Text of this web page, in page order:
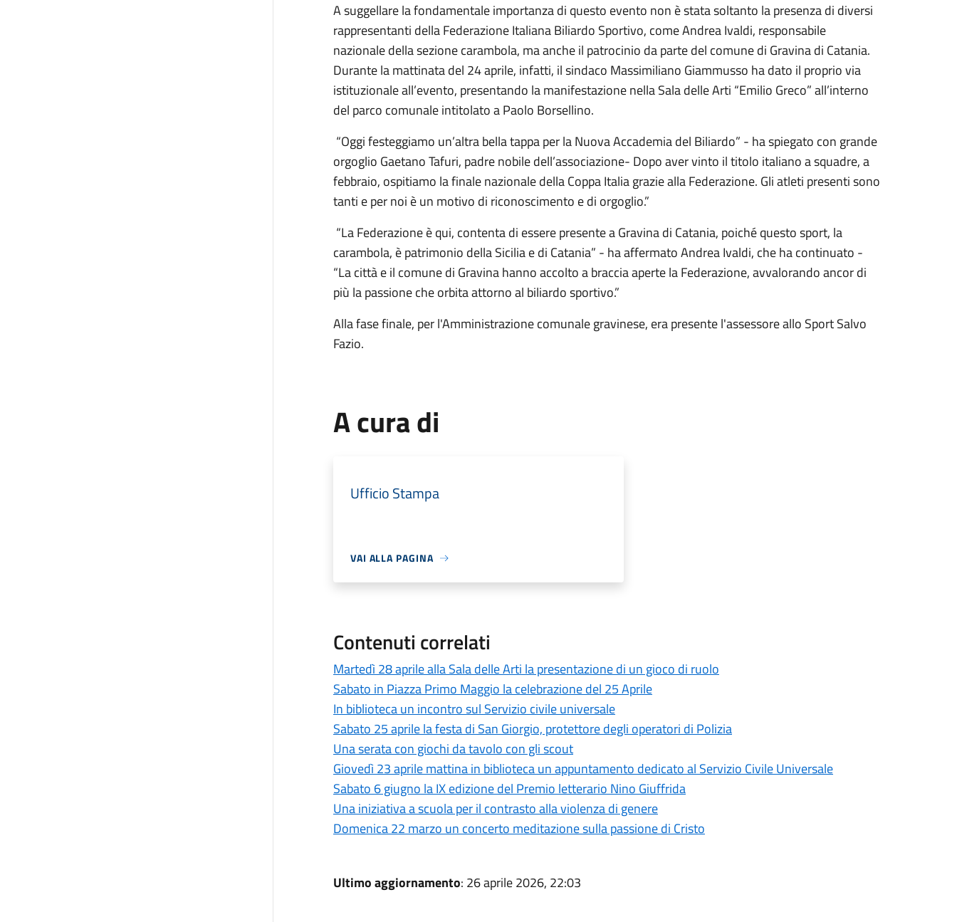
A suggellare la fondamentale importanza di questo evento non è stata soltanto la presenza di diversi
rappresentanti della Federazione Italiana Biliardo Sportivo, come Andrea Ivaldi, responsabile
nazionale della sezione carambola, ma anche il patrocinio da parte del comune di Gravina di Catania.
Durante la mattinata del 24 aprile, infatti, il sindaco Massimiliano Giammusso ha dato il proprio via
istituzionale all’evento, presentando la manifestazione nella Sala delle Arti “Emilio Greco” all’interno
del parco comunale intitolato a Paolo Borsellino.
“Oggi festeggiamo un’altra bella tappa per la Nuova Accademia del Biliardo” - ha spiegato con grande
orgoglio Gaetano Tafuri, padre nobile dell’associazione- Dopo aver vinto il titolo italiano a squadre, a
febbraio, ospitiamo la finale nazionale della Coppa Italia grazie alla Federazione. Gli atleti presenti sono
tanti e per noi è un motivo di riconoscimento e di orgoglio.”
“La Federazione è qui, contenta di essere presente a Gravina di Catania, poiché questo sport, la
carambola, è patrimonio della Sicilia e di Catania” - ha affermato Andrea Ivaldi, che ha continuato -
“La città e il comune di Gravina hanno accolto a braccia aperte la Federazione, avvalorando ancor di
più la passione che orbita attorno al biliardo sportivo.”
Alla fase finale, per l'Amministrazione comunale gravinese, era presente l'assessore allo Sport Salvo
Fazio.
A cura di
Ufficio Stampa
VAI ALLA PAGINA
Contenuti correlati
Martedì 28 aprile alla Sala delle Arti la presentazione di un gioco di ruolo
Sabato in Piazza Primo Maggio la celebrazione del 25 Aprile
In biblioteca un incontro sul Servizio civile universale
Sabato 25 aprile la festa di San Giorgio, protettore degli operatori di Polizia
Una serata con giochi da tavolo con gli scout
Giovedì 23 aprile mattina in biblioteca un appuntamento dedicato al Servizio Civile Universale
Sabato 6 giugno la IX edizione del Premio letterario Nino Giuffrida
Una iniziativa a scuola per il contrasto alla violenza di genere
Domenica 22 marzo un concerto meditazione sulla passione di Cristo
Ultimo aggiornamento: 26 aprile 2026, 22:03